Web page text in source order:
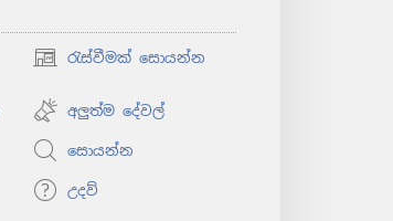
රැස්වීමක් සොයන්න
(opens
window)අලුත්ම දේවල්
සොයන්න
උදව්